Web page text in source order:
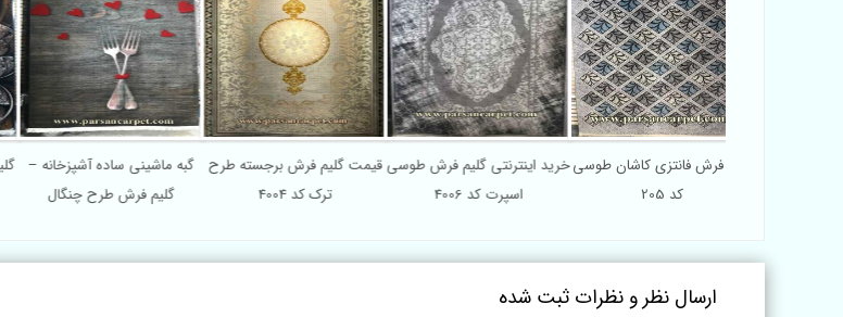
گبه ماشینی ساده آشپزخانه –
گلیم فرش طرح چنگال
قیمت گلیم فرش برجسته طرح
ترک کد 4004
خرید اینترنتی گلیم فرش طوسی
اسپرت کد 4006
گلیم فرش فانتزی کاشان طوسی
کد 205
ارسال نظر و نظرات ثبت شده